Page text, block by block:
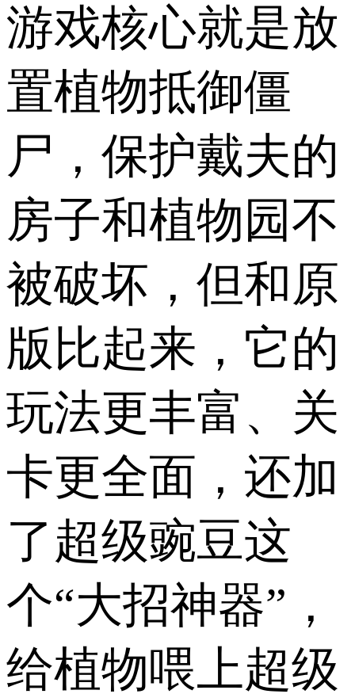
游戏核心就是放
置植物抵御僵
尸，保护戴夫的
房子和植物园不
被破坏，但和原
版比起来，它的
玩法更丰富、关
卡更全面，还加
了超级豌豆这
个“大招神器”，
给植物喂上超级